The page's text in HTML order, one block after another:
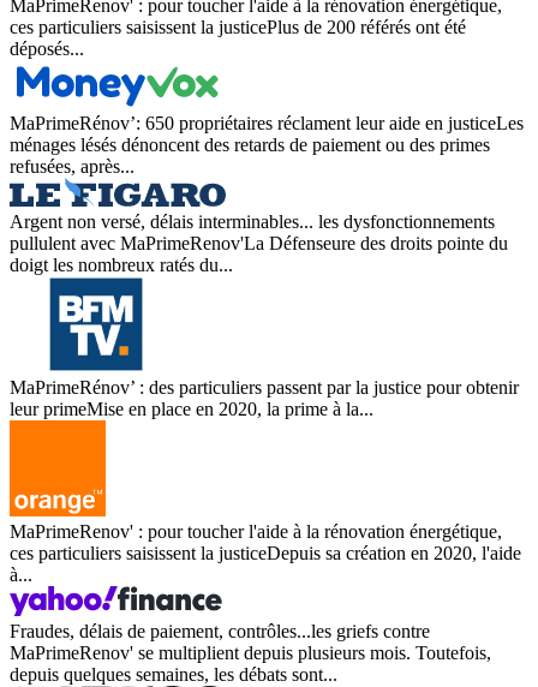
MaPrimeRenov' : pour toucher l'aide à la rénovation énergétique,
ces particuliers saisissent la justicePlus de 200 référés ont été
déposés...
MaPrimeRénov’: 650 propriétaires réclament leur aide en justiceLes
ménages lésés dénoncent des retards de paiement ou des primes
refusées, après...
Argent non versé, délais interminables... les dysfonctionnements
pullulent avec MaPrimeRenov'La Défenseure des droits pointe du
doigt les nombreux ratés du...
MaPrimeRénov’ : des particuliers passent par la justice pour obtenir
leur primeMise en place en 2020, la prime à la...
MaPrimeRenov' : pour toucher l'aide à la rénovation énergétique,
ces particuliers saisissent la justiceDepuis sa création en 2020, l'aide
à...
Fraudes, délais de paiement, contrôles...les griefs contre
MaPrimeRenov' se multiplient depuis plusieurs mois. Toutefois,
depuis quelques semaines, les débats sont...